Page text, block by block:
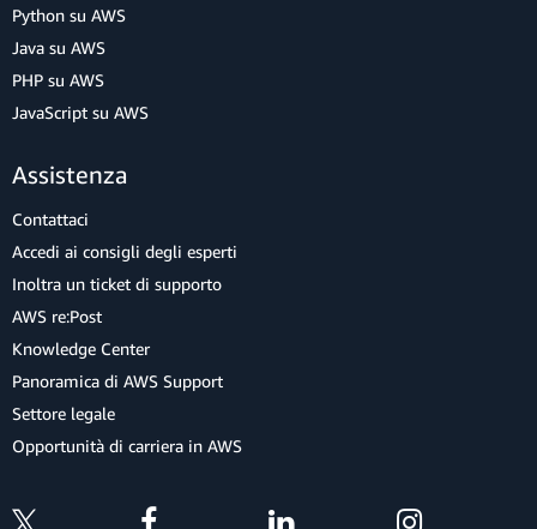
Python su AWS
Java su AWS
PHP su AWS
JavaScript su AWS
Assistenza
Contattaci
Accedi ai consigli degli esperti
Inoltra un ticket di supporto
AWS re:Post
Knowledge Center
Panoramica di AWS Support
Settore legale
Opportunità di carriera in AWS